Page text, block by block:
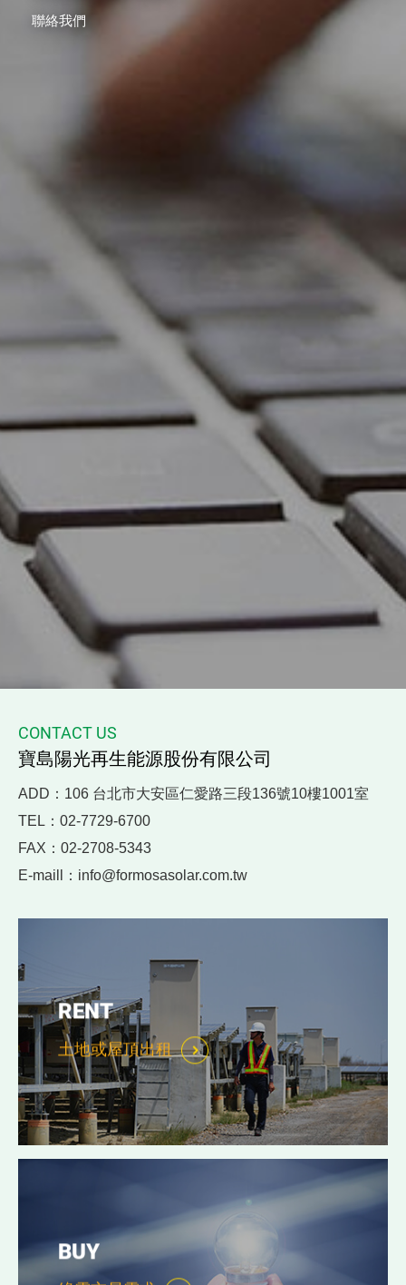
聯絡我們
CONTACT US
寶島陽光再生能源股份有限公司
ADD： 106 台北市大安區仁愛路三段136號10樓1001室
TEL： 02-7729-6700
FAX： 02-2708-5343
E-maill： info@formosasolar.com.tw
RENT
土地或屋頂出租
BUY